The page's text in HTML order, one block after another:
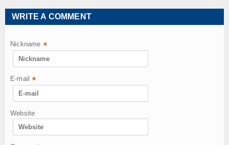
WRITE A COMMENT
Nickname *
E-mail *
Website